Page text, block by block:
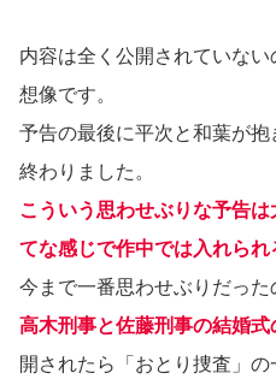
内容は全く公開されていな
想像です。
予告の最後に平次と和葉が
終わりました。
こういう思わせぶりな予告
てな感じで作中では入れられ
今まで一番思わせぶりだっ
高木刑事と佐藤刑事の結婚式
開されたら「おとり捜査」の